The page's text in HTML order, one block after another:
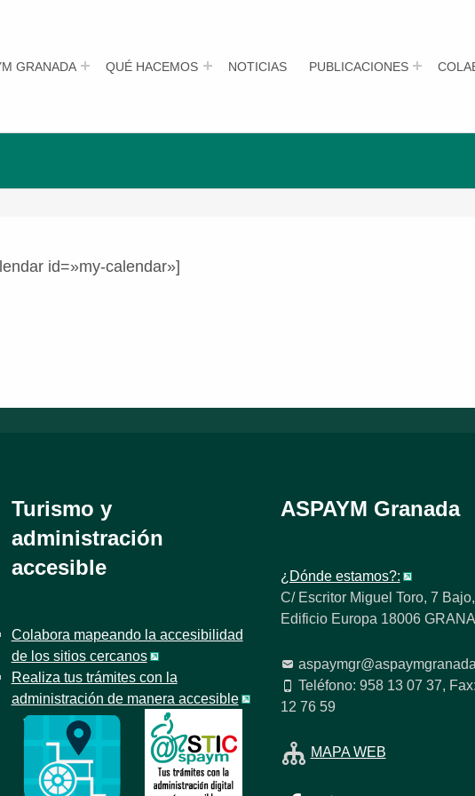
GRANADA QUÉ HACEMOS NOTICIAS PUBLICACIONES
id=»my-calendar»]
Turismo y
administración
accesible
Colabora mapeando la accesibilidad
de los sitios cercanos
Realiza tus trámites con la
administración de manera accesible
ASPAYM Granada
¿Dónde estamos?:
C/ Escritor Miguel Toro, 7 Bajo,
Edificio Europa 18006
Teléfono: 958 13 07 37,
12 76 59
MAPA WEB